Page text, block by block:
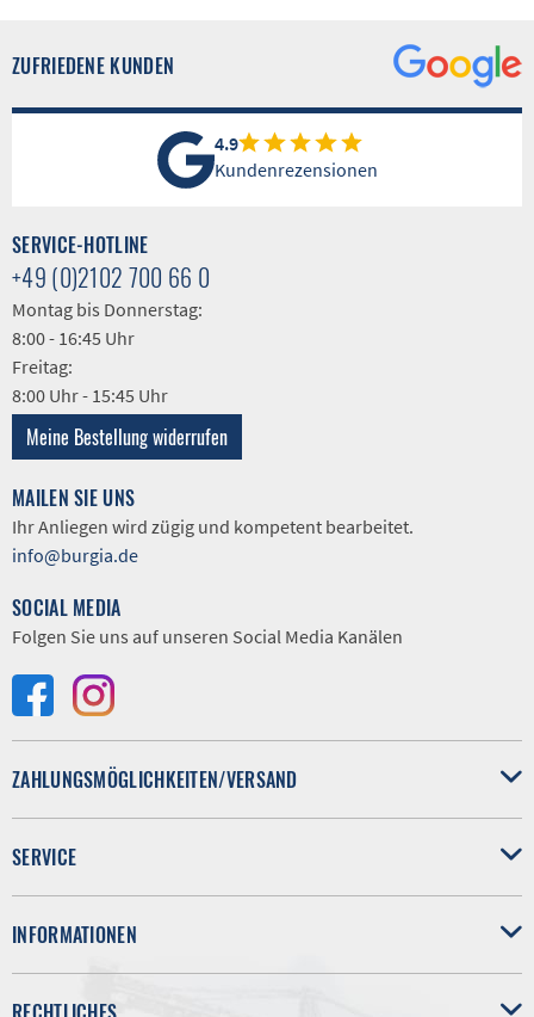
ZUFRIEDENE KUNDEN
4.9
Kundenrezensionen
SERVICE-HOTLINE
+49 (0)2102 700 66 0
Montag bis Donnerstag:
8:00 - 16:45 Uhr
Freitag:
8:00 Uhr - 15:45 Uhr
Meine Bestellung widerrufen
MAILEN SIE UNS
Ihr Anliegen wird zügig und kompetent bearbeitet.
info@burgia.de
SOCIAL MEDIA
Folgen Sie uns auf unseren Social Media Kanälen
ZAHLUNGSMÖGLICHKEITEN/VERSAND
SERVICE
INFORMATIONEN